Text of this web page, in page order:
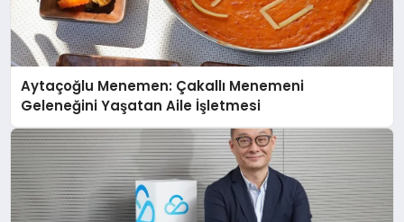
Aytaçoğlu Menemen: Çakallı Menemeni
Geleneğini Yaşatan Aile İşletmesi